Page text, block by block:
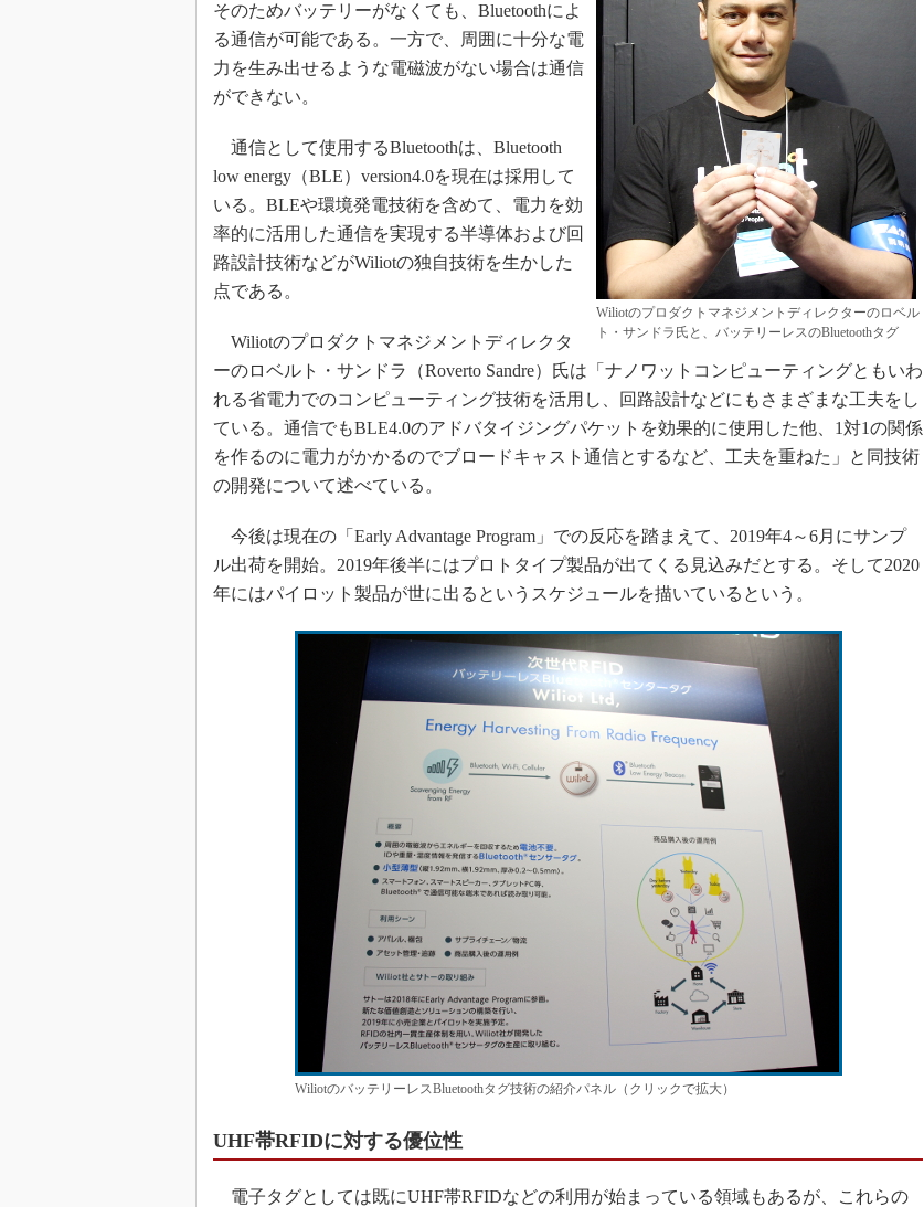
海外生産
グローバル設計・開発
制御セキュリティ
新型コロナへの対応
Wiliotのプロダクトマネジメントディレクターのロベル
ト・サンドラ氏と、バッテリーレスのBluetoothタグ
そのためバッテリーがなくても、Bluetoothによ
る通信が可能である。一方で、周囲に十分な電
力を生み出せるような電磁波がない場合は通信
ができない。
通信として使用するBluetoothは、Bluetooth
low energy（BLE）version4.0を現在は採用して
いる。BLEや環境発電技術を含めて、電力を効
率的に活用した通信を実現する半導体および回
路設計技術などがWiliotの独自技術を生かした
点である。
Wiliotのプロダクトマネジメントディレクタ
ーのロベルト・サンドラ（Roverto Sandre）氏は「ナノワットコンピューティングともいわ
れる省電力でのコンピューティング技術を活用し、回路設計などにもさまざまな工夫をし
ている。通信でもBLE4.0のアドバタイジングパケットを効果的に使用した他、1対1の関係
を作るのに電力がかかるのでブロードキャスト通信とするなど、工夫を重ねた」と同技術
の開発について述べている。
今後は現在の「Early Advantage Program」での反応を踏まえて、2019年4～6月にサンプ
ル出荷を開始。2019年後半にはプロトタイプ製品が出てくる見込みだとする。そして2020
年にはパイロット製品が世に出るというスケジュールを描いているという。
WiliotのバッテリーレスBluetoothタグ技術の紹介パネル（クリックで拡大）
UHF帯RFIDに対する優位性
電子タグとしては既にUHF帯RFIDなどの利用が始まっている領域もあるが、これらの